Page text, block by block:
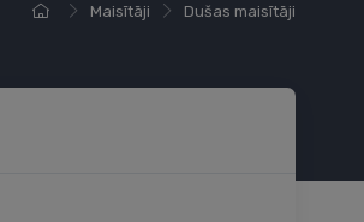
Maisītāji Dušas maisītāji